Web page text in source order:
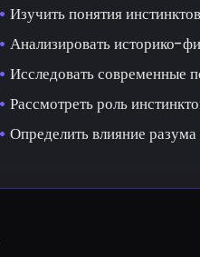
Изучить понятия
Анализировать историко-
Исследовать современные
Рассмотреть роль
Определить влияние